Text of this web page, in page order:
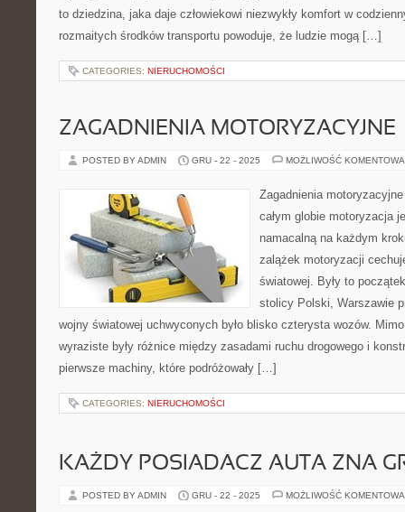
to dziedzina, jaka daje człowiekowi niezwykły komfort w
rozmaitych środków transportu powoduje, że ludzie mogą […]
CATEGORIES: NIERUCHOMOŚCI
ZAGADNIENIA MOTORYZACYJNE
POSTED BY ADMIN GRU - 22 - 2025 MOŻLIWOŚĆ
Zagadnienia
całym globie motoryzacja
namacalną na każdym
zalążek motoryzacji
światowej. Były to
stolicy Polski, Warszawie
wojny światowej uchwyconych było blisko czterysta wozów.
wyraziste były różnice między zasadami ruchu drogowego i
pierwsze machiny, które podróżowały […]
CATEGORIES: NIERUCHOMOŚCI
KAŻDY POSIADACZ AUTA ZNA
POSTED BY ADMIN GRU - 22 - 2025 MOŻLIWOŚĆ